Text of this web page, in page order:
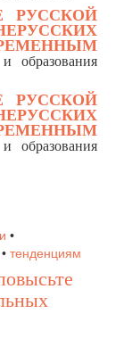
РУССКОЙ
образования
РУССКОЙ
образования
•
• тенденциям